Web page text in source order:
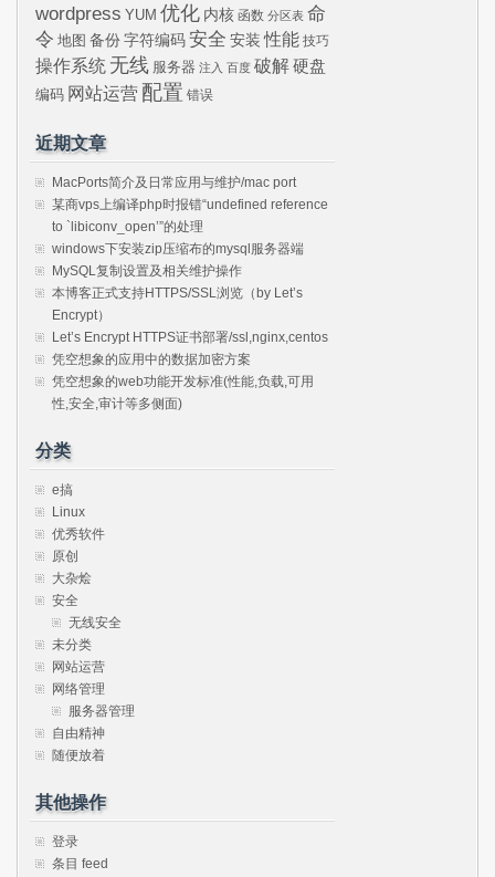
wordpress YUM 优化 内核 函数 分区表 命
令 地图 备份 字符编码 安全 安装 性能 技巧
操作系统 无线 服务器 注入 百度 破解硬盘
编码 网站运营 配置 错误
近期文章
MacPorts简介及日常应用与维护/mac port
某商vps上编译php时报错“undefined reference
to `libiconv_open’”的处理
windows下安装zip压缩布的mysql服务器端
MySQL复制设置及相关维护操作
本博客正式支持HTTPS/SSL浏览（by Let’s
Encrypt）
Let’s Encrypt HTTPS证书部署/ssl,nginx,centos
凭空想象的应用中的数据加密方案
凭空想象的web功能开发标准(性能,负载,可用
性,安全,审计等多侧面)
分类
e搞
Linux
优秀软件
原创
大杂烩
安全
无线安全
未分类
网站运营
网络管理
服务器管理
自由精神
随便放着
其他操作
登录
条目 feed